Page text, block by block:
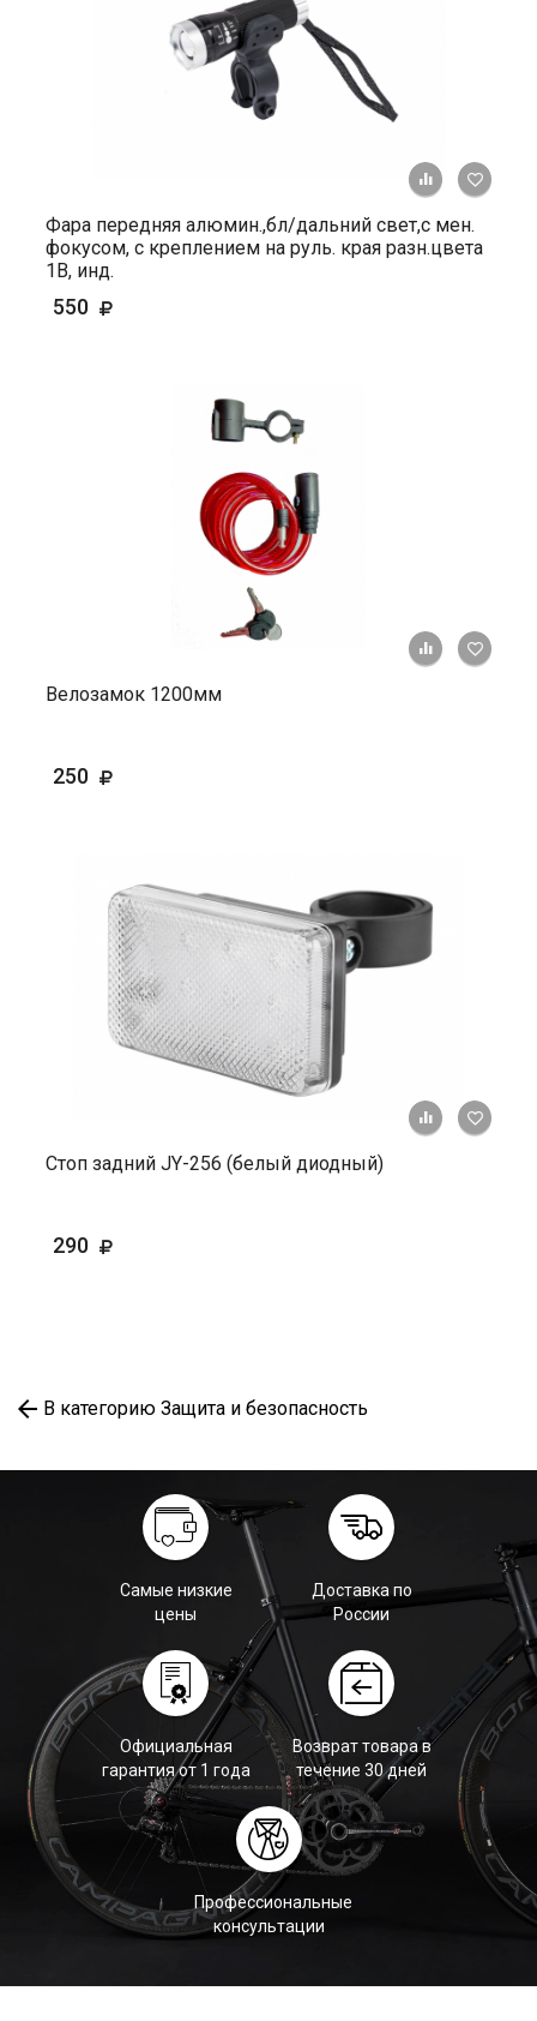
+ К
Фара передняя алюмин.,бл/дальний свет,с мен.
фокусом, с креплением на руль. края разн.цвета
1В, инд.
550
+ К
Велозамок 1200мм
250
+ К
Стоп задний JY-256 (белый диодный)
290
В категорию Защита и безопасность
Самые низкие
цены
Доставка по
России
Официальная
гарантия от 1 года
Возврат товара в
течение 30 дней
Профессиональные
консультации